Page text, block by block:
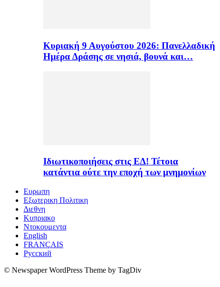
Κυριακή 9 Αυγούστου 2026: Πανελλαδική
Ημέρα Δράσης σε νησιά, βουνά και…
Ιδιωτικοποιήσεις στις ΕΔ! Τέτοια
κατάντια ούτε την εποχή των μνημονίων
Ευρωπη
Εξωτερικη Πολιτικη
Διεθνη
Κυπριακο
Ντοκουμεντα
English
FRANÇAIS
Русский
© Newspaper WordPress Theme by TagDiv